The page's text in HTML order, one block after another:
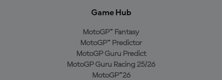
Game Hub
MotoGP™ Fantasy
MotoGP™ Predictor
MotoGP Guru Predict
MotoGP Guru Racing 25/26
MotoGP™26